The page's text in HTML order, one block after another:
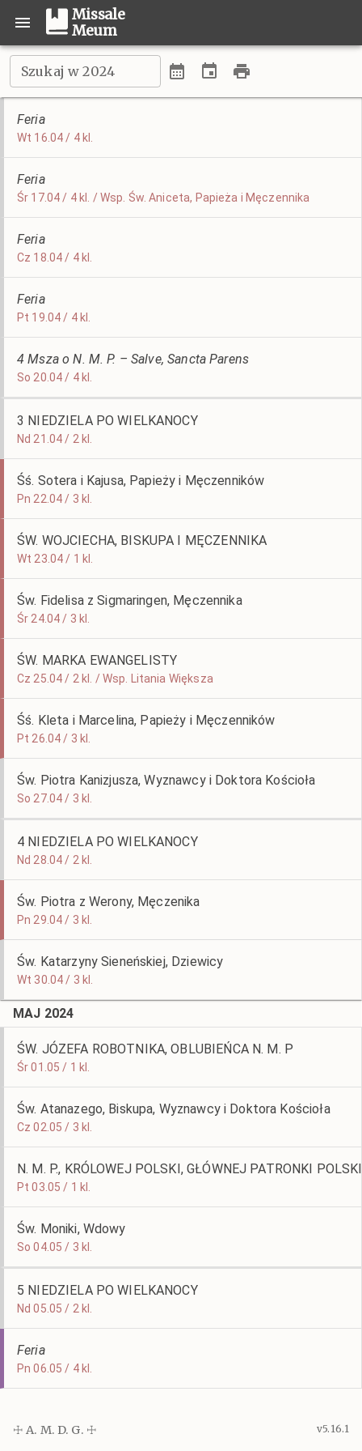
Missale
Meum
Szukaj w 2024
Feria
Wt 16.04 / 4 kl.
Feria
Śr 17.04 / 4 kl. / Wsp. Św. Aniceta, Papieża i Męczennika
Feria
Cz 18.04 / 4 kl.
Feria
Pt 19.04 / 4 kl.
4 Msza o N. M. P. – Salve, Sancta Parens
So 20.04 / 4 kl.
3 NIEDZIELA PO WIELKANOCY
Nd 21.04 / 2 kl.
Śś. Sotera i Kajusa, Papieży i Męczenników
Pn 22.04 / 3 kl.
ŚW. WOJCIECHA, BISKUPA I MĘCZENNIKA
Wt 23.04 / 1 kl.
Św. Fidelisa z Sigmaringen, Męczennika
Śr 24.04 / 3 kl.
ŚW. MARKA EWANGELISTY
Cz 25.04 / 2 kl. / Wsp. Litania Większa
Śś. Kleta i Marcelina, Papieży i Męczenników
Pt 26.04 / 3 kl.
Św. Piotra Kanizjusza, Wyznawcy i Doktora Kościoła
So 27.04 / 3 kl.
4 NIEDZIELA PO WIELKANOCY
Nd 28.04 / 2 kl.
Św. Piotra z Werony, Męczenika
Pn 29.04 / 3 kl.
Św. Katarzyny Sieneńskiej, Dziewicy
Wt 30.04 / 3 kl.
MAJ 2024
ŚW. JÓZEFA ROBOTNIKA, OBLUBIEŃCA N. M. P
Śr 01.05 / 1 kl.
Św. Atanazego, Biskupa, Wyznawcy i Doktora Kościoła
Cz 02.05 / 3 kl.
N. M. P., KRÓLOWEJ POLSKI, GŁÓWNEJ PATRONKI POLSKI
Pt 03.05 / 1 kl.
Św. Moniki, Wdowy
So 04.05 / 3 kl.
5 NIEDZIELA PO WIELKANOCY
Nd 05.05 / 2 kl.
Feria
Pn 06.05 / 4 kl.
☩ A. M. D. G. ☩ v5.16.1